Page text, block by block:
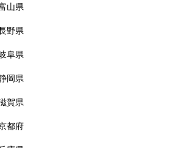
山県
野県
阜県
岡県
賀県
都府